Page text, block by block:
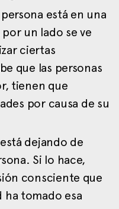
está en una
un lado se ve
ciertas
que las personas
tienen que
por causa de su
dejando de
Si lo hace,
consciente que
ha tomado esa